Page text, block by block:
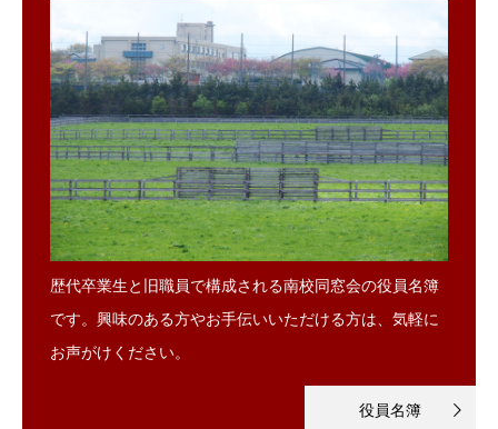
歴代卒業生と旧職員で構成される南校同窓会の役員名簿
です。興味のある方やお手伝いいただける方は、気軽に
お声がけください。
役員名簿